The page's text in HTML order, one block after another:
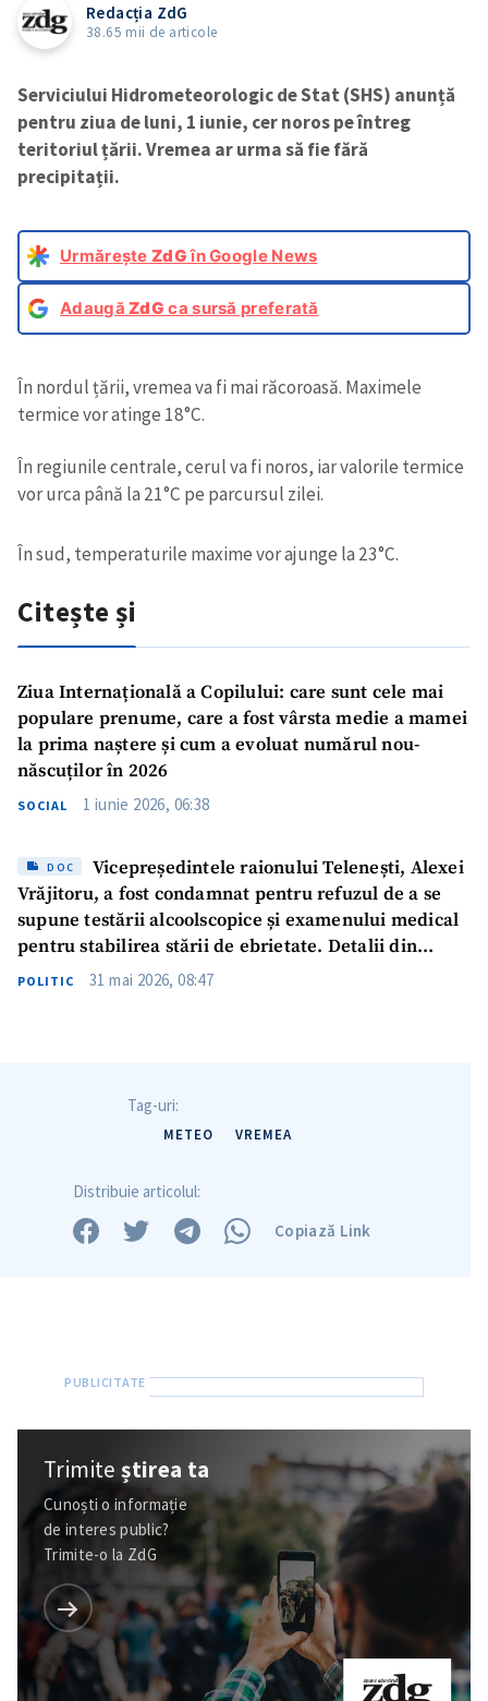
Redacția ZdG
38.65 mii de articole
Serviciului Hidrometeorologic de Stat (SHS) anunță
pentru ziua de luni, 1 iunie, cer noros pe întreg
teritoriul țării. Vremea ar urma să fie fără
precipitații.
Urmărește ZdGîn Google News
AdaugăZdG ca sursă preferată
În nordul țării, vremea va fi mai răcoroasă. Maximele
termice vor atinge 18°C.
În regiunile centrale, cerul va fi noros, iar valorile termice
vor urca până la 21°C pe parcursul zilei.
În sud, temperaturile maxime vor ajunge la 23°C.
Citește și
Ziua Internațională a Copilului: care sunt cele mai
populare prenume, care a fost vârsta medie a mamei
la prima naștere și cum a evoluat numărul nou-
născuților în 2026
SOCIAL 1 iunie 2026, 06:38
DOC
Vicepreședintele raionului Telenești, Alexei
Vrăjitoru, a fost condamnat pentru refuzul de a se
supune testării alcoolscopice și examenului medical
pentru stabilirea stării de ebrietate. Detalii din
sentință
POLITIC 31 mai 2026, 08:47
Tag-uri:
METEO VREMEA
Distribuie articolul:
Copiază Link
Trimiteștirea ta
Cunoști o informație
de interes public?
Trimite-o la ZdG